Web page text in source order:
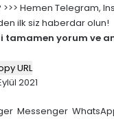
Hemen Telegram,
ilk siz haberdar olun!
tamamen yorum ve
URL
2021
Messenger